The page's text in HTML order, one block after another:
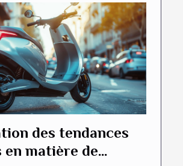
des tendances
matière de